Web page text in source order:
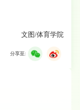
文图/体育学院
分享至: